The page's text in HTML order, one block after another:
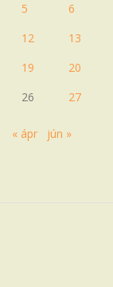
5
6
12
13
19
20
26
27
« ápr jún »